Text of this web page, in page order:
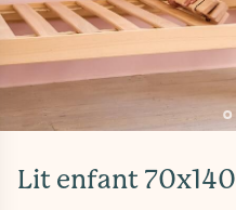
Lit enfant 70x140